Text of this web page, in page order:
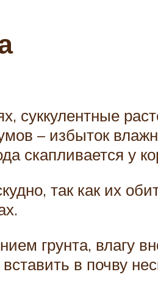
суккулентные
– избыток
скапливается у
так как их
грунта, влагу
в почву